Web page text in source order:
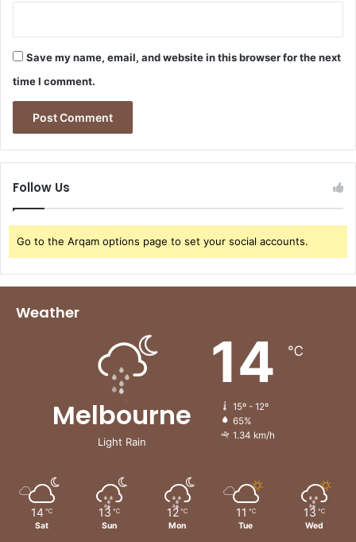
u
k
y
į
Save my name, email, and website in this browser for the next
time I comment.
Follow Us
Go to the Arqam options page to set your social accounts.
Weather
Melbourne
Light Rain
14 ℃
15º - 12º
65%
1.34 km/h
14 ℃
Sat
13 ℃
Sun
12 ℃
Mon
11 ℃
Tue
13 ℃
Wed